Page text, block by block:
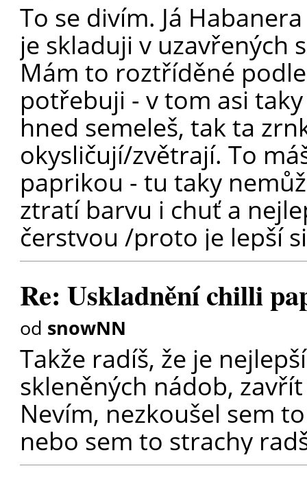
To se divím. Já
je skladuji v uzavřených
Mám to roztříděné
potřebuji - v tom asi
hned semeleš, tak ta
okysličují/zvětrají. To
paprikou - tu taky
ztratí barvu i chuť a
čerstvou /proto je lepší
Re: Uskladnění chilli
od snowNN
Takže radíš, že je
skleněných nádob,
Nevím, nezkoušel sem
nebo sem to strachy